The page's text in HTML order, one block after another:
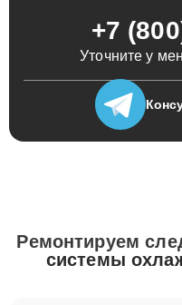
+7
Уточните у
Ремонтируем
системы